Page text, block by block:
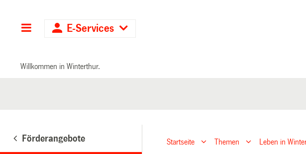
Hauptnavigation
E-Services
Willkommen in Winterthur.
Förderangebote Startseite Themen Leben in